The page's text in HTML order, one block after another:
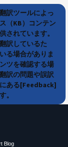
訳ツールによっ
（KB）コンテン
されています。
訳しているた
る場合がありま
ツを確認する場
訳の問題や誤訳
ある[Feedback]
。
Blog